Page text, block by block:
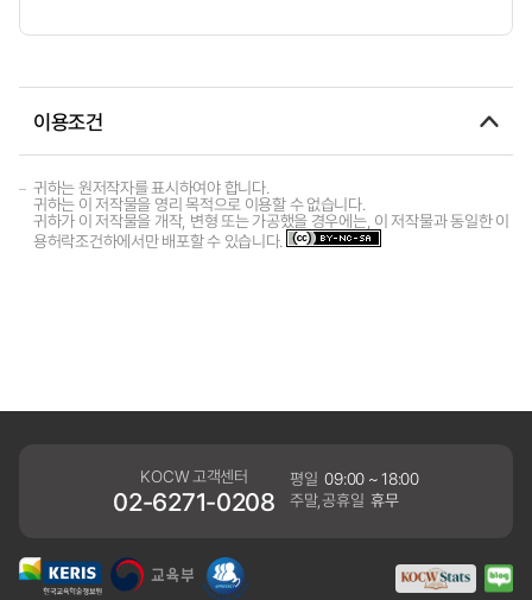
이용조건
귀하는 원저작자를 표시하여야 합니다.
귀하는 이 저작물을 영리 목적으로 이용할 수 없습니다.
귀하가 이 저작물을 개작, 변형 또는 가공했을 경우에는, 이 저작물과 동일한 이
용허락조건하에서만 배포할 수 있습니다.
KOCW 고객센터
02-6271-0208
평일 09:00 ~ 18:00
주말,공휴일 휴무